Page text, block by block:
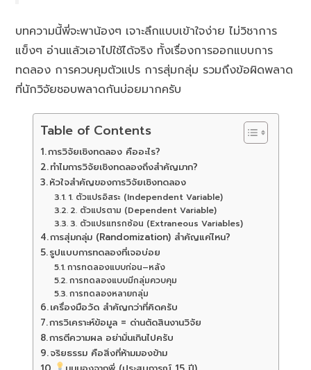
บทความนี้พี่จะพาน้องๆ เจาะลึกแบบเข้าใจง่าย ไม่วิชาการ
แข็งๆ อ่านแล้วเอาไปใช้ได้จริง ทั้งเรื่องการออกแบบการ
ทดลอง การควบคุมตัวแปร การสุ่มกลุ่ม รวมถึงข้อผิดพลาด
ที่นักวิจัยชอบพลาดกันบ่อยมากครับ
Table of Contents
การวิจัยเชิงทดลอง คืออะไร?
ทำไมการวิจัยเชิงทดลองถึงสำคัญมาก?
หัวใจสำคัญของการวิจัยเชิงทดลอง
1. ตัวแปรอิสระ (Independent Variable)
2. ตัวแปรตาม (Dependent Variable)
3. ตัวแปรแทรกซ้อน (Extraneous Variables)
การสุ่มกลุ่ม (Randomization) สำคัญแค่ไหน?
รูปแบบการทดลองที่เจอบ่อย
การทดลองแบบก่อน–หลัง
การทดลองแบบมีกลุ่มควบคุม
การทดลองหลายกลุ่ม
เครื่องมือวัด สำคัญกว่าที่คิดครับ
การวิเคราะห์ข้อมูล = ด่านตัดสินงานวิจัย
การตีความผล อย่ามั่นเกินไปครับ
จริยธรรม คือสิ่งที่ห้ามมองข้าม